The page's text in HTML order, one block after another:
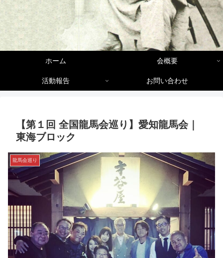
ホーム 会概要
活動報告 お問い合わせ
【第１回 全国龍馬会巡り】愛知龍馬会｜
東海ブロック
龍馬会巡り